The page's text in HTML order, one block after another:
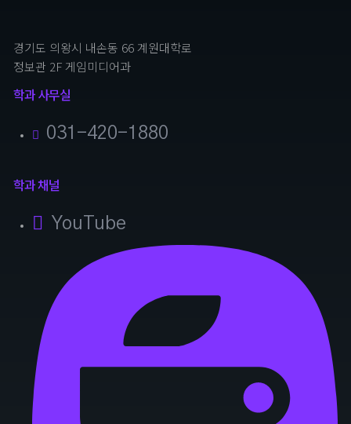
경기도 의왕시 내손동 66 계원대학로
정보관 2F 게임미디어과
학과 사무실
031-420-1880
학과 채널
YouTube